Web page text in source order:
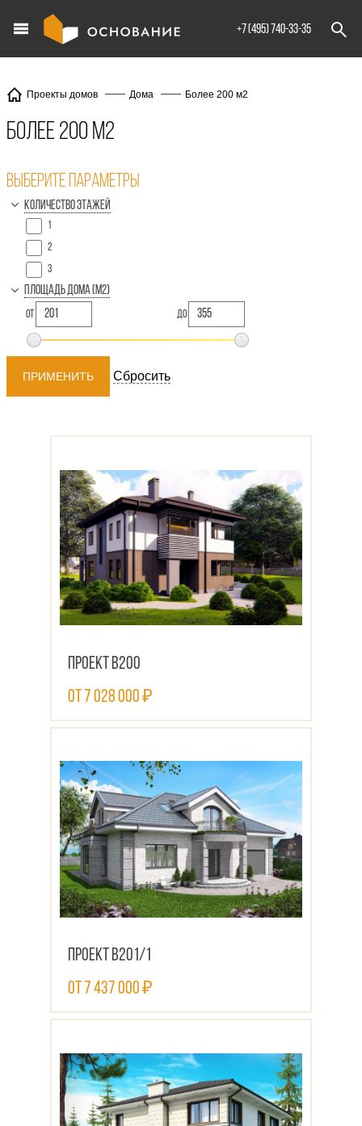
+7 (495) 740-33-35
Проекты домов Дома Более 200 м2
Более 200 м2
Выберите параметры
Количество этажей
1
2
3
Площадь дома (м2)
от до
ПРИМЕНИТЬ Сбросить
Проект В200
от 7 028 000 ₽
Проект В201/1
от 7 437 000 ₽